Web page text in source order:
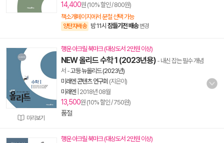
14,400원 (10% 할인 / 800원)
책소개페이지에서 분철 선택 가능
양탄자배송 밤 11시 잠들기전 배송 변경
미리보기
행운 아크릴 북마크 (대상도서 2만원 이상)
NEW 올리드 수학 1 (2023년용) - 내신 잡는 필수 개념
서 -고등 뉴올리드 (2023년)
미래엔 콘텐츠 연구회 (지은이)
미래엔 2018년 08월
13,500원 (10% 할인 / 750원)
품절
행운 아크릴 북마크 (대상도서 2만원 이상)